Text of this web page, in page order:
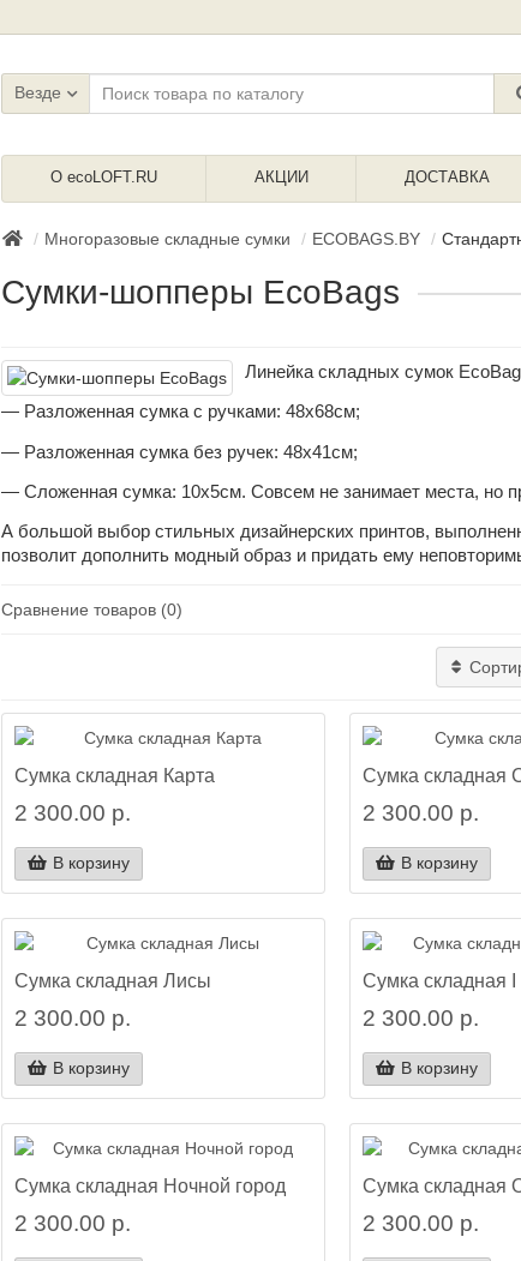
Везде
О ecoLOFT.RU АКЦИИ ДОСТАВКА
Многоразовые складные сумки ECOBAGS.BY
Сумки-шопперы EcoBags
Линейка складных сумок
— Разложенная сумка с ручками: 48х68см;
— Разложенная сумка без ручек: 48х41см;
— Сложенная сумка: 10х5см. Совсем не занимает места, но
А большой выбор стильных дизайнерских принтов,
позволит дополнить модный образ и придать ему
Сравнение товаров (0)
Сумка складная Карта
2 300.00 р.
В корзину
Сумка складная
2 300.00 р.
В корзину
Сумка складная Лисы
2 300.00 р.
В корзину
Сумка складная
2 300.00 р.
В корзину
Сумка складная Ночной город
2 300.00 р.
Сумка складная
2 300.00 р.